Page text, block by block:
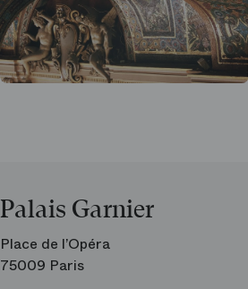
Palais Garnier
Place de l’Opéra
75009 Paris